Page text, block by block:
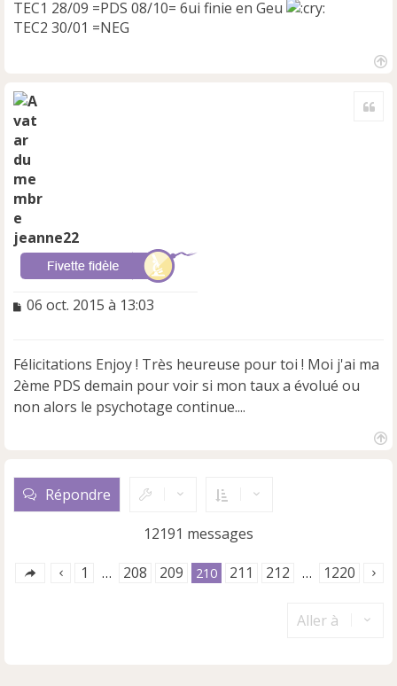
TEC1 28/09 =PDS 08/10= 6ui finie en Geu
TEC2 30/01 =NEG
jeanne22
M
s
a
g
e
u
06 oct. 2015 à 13:03
Félicitations Enjoy ! Très heureuse pour toi ! Moi j'ai ma
2ème PDS demain pour voir si mon taux a évolué ou
non alors le psychotage continue....
Répondre
12191 messages
1 … 208 209 210 211 212 … 1220
Aller à